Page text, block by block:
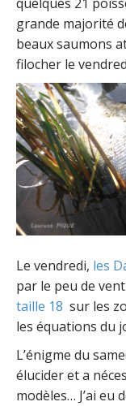
grande majorité
beaux saumons
filocher le
Le vendredi, les
par le peu de
taille 18 sur les
les équations du
L’énigme du
élucider et a
modèles… J’ai